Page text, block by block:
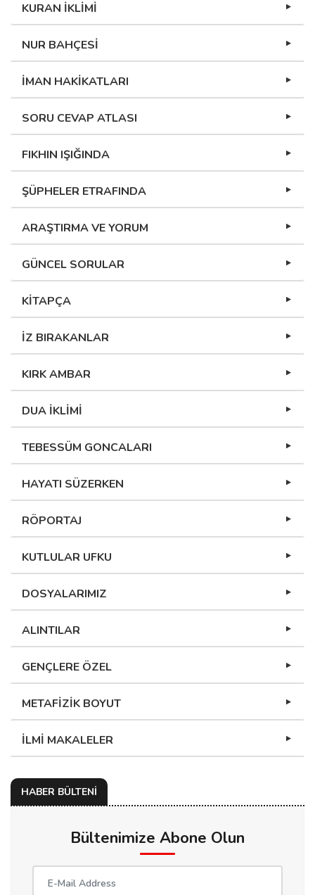
KURAN İKLİMİ
NUR BAHÇESİ
İMAN HAKİKATLARI
SORU CEVAP ATLASI
FIKHIN IŞIĞINDA
ŞÜPHELER ETRAFINDA
ARAŞTIRMA VE YORUM
GÜNCEL SORULAR
KİTAPÇA
İZ BIRAKANLAR
KIRK AMBAR
DUA İKLİMİ
TEBESSÜM GONCALARI
HAYATI SÜZERKEN
RÖPORTAJ
KUTLULAR UFKU
DOSYALARIMIZ
ALINTILAR
GENÇLERE ÖZEL
METAFİZİK BOYUT
İLMİ MAKALELER
HABER BÜLTENİ
Bültenimize Abone Olun